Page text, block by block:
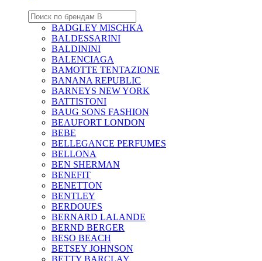
BADGLEY MISCHKA
BALDESSARINI
BALDININI
BALENCIAGA
BAMOTTE TENTAZIONE
BANANA REPUBLIC
BARNEYS NEW YORK
BATTISTONI
BAUG SONS FASHION
BEAUFORT LONDON
BEBE
BELLEGANCE PERFUMES
BELLONA
BEN SHERMAN
BENEFIT
BENETTON
BENTLEY
BERDOUES
BERNARD LALANDE
BERND BERGER
BESO BEACH
BETSEY JOHNSON
BETTY BARCLAY